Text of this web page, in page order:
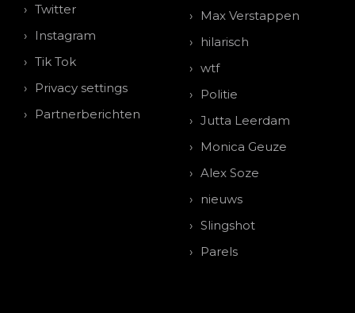
Twitter
Instagram
Tik Tok
Privacy settings
Partnerberichten
Max Verstappen
hilarisch
wtf
Politie
Jutta Leerdam
Monica Geuze
Alex Soze
nieuws
Slingshot
Parels